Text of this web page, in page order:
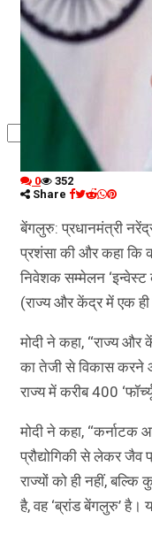
धर्म
0
352
Share
बेंगलुरु: प्रधानमंत्री
प्रशंसा की और कहा कि
निवेशक सम्मेलन
(राज्य और केंद्र में एक ही
मोदी ने कहा, ‘‘राज्य
का तेजी से विकास करने
राज्य में करीब 400
मोदी ने कहा,
प्रौद्योगिकी से लेकर जैव
राज्यों को ही नहीं,
है, वह ‘ब्रांड बेंगलुरु’ है।